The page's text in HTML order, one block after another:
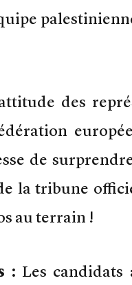
des
de
la tribune
au terrain !
: Les candidats